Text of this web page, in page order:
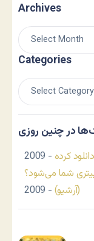
Archives
Categories
در چنین روزی
کرده- 2009
شما می‌شود؟
(آرشیو) - 2009